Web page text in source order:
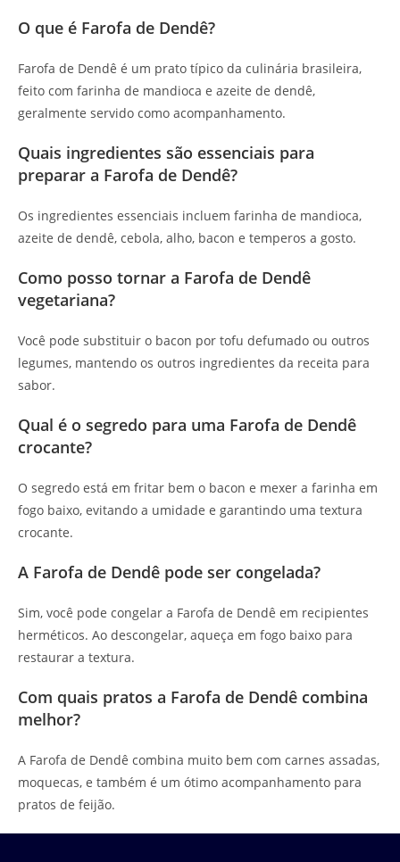
O que é Farofa de Dendê?
Farofa de Dendê é um prato típico da culinária brasileira,
feito com farinha de mandioca e azeite de dendê,
geralmente servido como acompanhamento.
Quais ingredientes são essenciais para
preparar a Farofa de Dendê?
Os ingredientes essenciais incluem farinha de mandioca,
azeite de dendê, cebola, alho, bacon e temperos a gosto.
Como posso tornar a Farofa de Dendê
vegetariana?
Você pode substituir o bacon por tofu defumado ou outros
legumes, mantendo os outros ingredientes da receita para
sabor.
Qual é o segredo para uma Farofa de Dendê
crocante?
O segredo está em fritar bem o bacon e mexer a farinha em
fogo baixo, evitando a umidade e garantindo uma textura
crocante.
A Farofa de Dendê pode ser congelada?
Sim, você pode congelar a Farofa de Dendê em recipientes
herméticos. Ao descongelar, aqueça em fogo baixo para
restaurar a textura.
Com quais pratos a Farofa de Dendê combina
melhor?
A Farofa de Dendê combina muito bem com carnes assadas,
moquecas, e também é um ótimo acompanhamento para
pratos de feijão.